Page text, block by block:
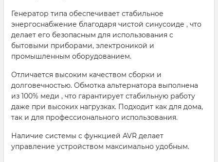
Генератор типа обеспечивает стабильное
энергоснабжение благодаря чистой синусоиде , что
делает его безопасным для использования с
бытовыми приборами, электроникой и
промышленным оборудованием.
Отличается высоким качеством сборки и
долговечностью. Обмотка альтернатора выполнена
из 100% меди , что гарантирует стабильную работу
даже при высоких нагрузках. Подходит как для дома,
так и для профессионального использования.
Наличие системы с функцией AVR делает
управление устройством максимально удобным.